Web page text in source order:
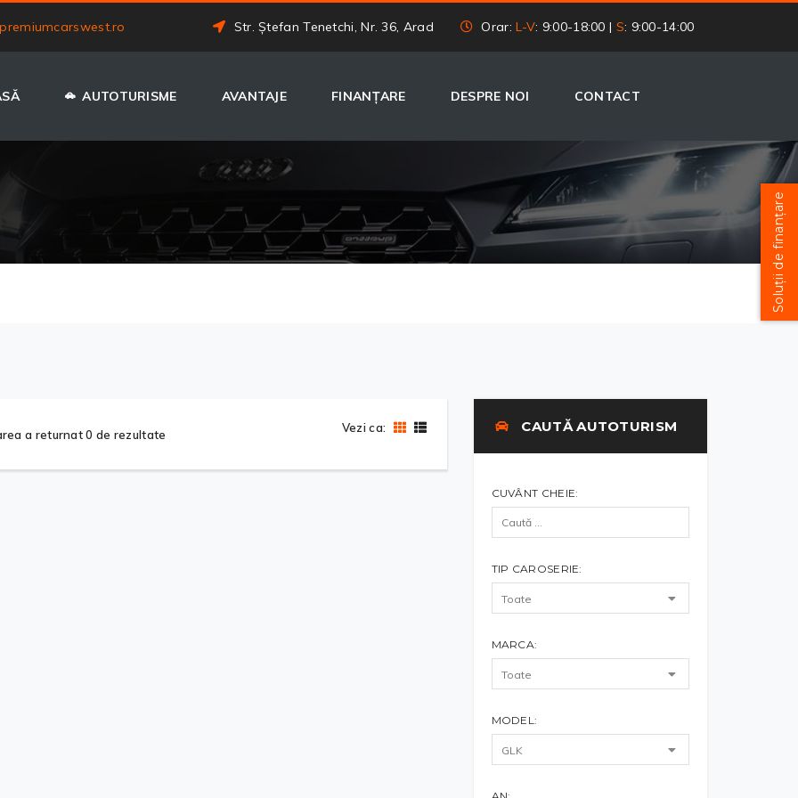
Str. Ștefan Tenetchi, Nr. 36, Arad Orar:L-V: 9:00-18:00 | S: 9:00-14:00
AUTOTURISME AVANTAJE FINANȚARE DESPRE NOI CONTACT
a returnat 0 de rezultate Vezi ca: CAUTĂ AUTOTURISM
CUVÂNT CHEIE:
TIP CAROSERIE:
MARCA:
MODEL:
Soluții de finanțare